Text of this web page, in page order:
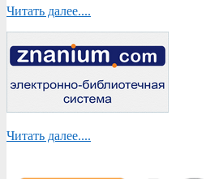
Читать далее....
Читать далее....